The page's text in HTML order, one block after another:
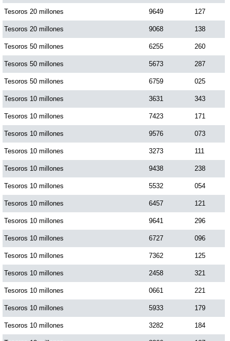
Tesoros 20 millones 9649 127
Tesoros 20 millones 9068 138
Tesoros 50 millones 6255 260
Tesoros 50 millones 5673 287
Tesoros 50 millones 6759 025
Tesoros 10 millones 3631 343
Tesoros 10 millones 7423 171
Tesoros 10 millones 9576 073
Tesoros 10 millones 3273 111
Tesoros 10 millones 9438 238
Tesoros 10 millones 5532 054
Tesoros 10 millones 6457 121
Tesoros 10 millones 9641 296
Tesoros 10 millones 6727 096
Tesoros 10 millones 7362 125
Tesoros 10 millones 2458 321
Tesoros 10 millones 0661 221
Tesoros 10 millones 5933 179
Tesoros 10 millones 3282 184